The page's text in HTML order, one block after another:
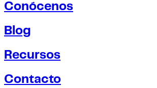
Conócenos
Blog
Recursos
Contacto